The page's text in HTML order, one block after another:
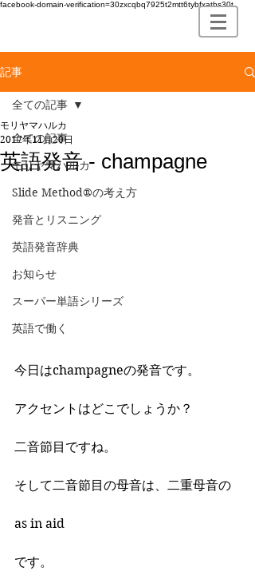
facebook-domain-verification=30zxcqbq7925t2mtt6tybfxatbs30t
記事
全ての記事
モリヤマハルカ
Slide Method®の考え方
発音とリスニング
英語発音辞典
お知らせ
スーパー単語シリーズ
英語で働く
全ての記事
英語発音 - champagne
モリヤマハルカ
2017年11月20日
今日はchampagneの発音です。
アクセントはどこでしょうか？
二音節目ですね。
そして二音節目の母音は、二重母音の
as in aid
です。